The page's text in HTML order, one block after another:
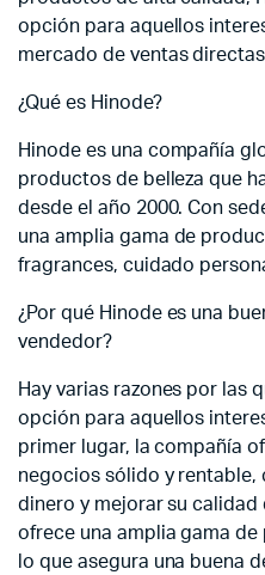
opción para aquellos
mercado de ventas
¿Qué es Hinode?
Hinode es una compañía
productos de belleza que
desde el año 2000. Con
una amplia gama de
fragrances, cuidado
¿Por qué Hinode es una
vendedor?
Hay varias razones por las
opción para aquellos
primer lugar, la compañía
negocios sólido y
dinero y mejorar su calidad
ofrece una amplia gama
lo que asegura una buena